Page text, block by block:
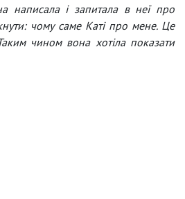
написала і запитала в неї про
чому саме Каті про мене. Це
чином вона хотіла показати